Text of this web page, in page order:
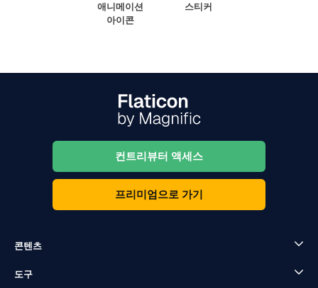
애니메이션
아이콘
스티커
컨트리뷰터 액세스
프리미엄으로 가기
콘텐츠
도구